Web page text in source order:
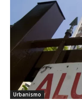
Urbanismo